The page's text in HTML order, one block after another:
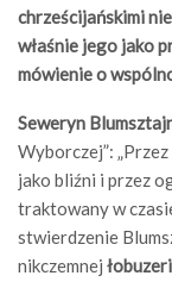
chrześcijańskimi
właśnie jego jako
mówienie o
Seweryn
Wyborczej”:
jako bliźni i przez
traktowany w
stwierdzenie
nikczemnej